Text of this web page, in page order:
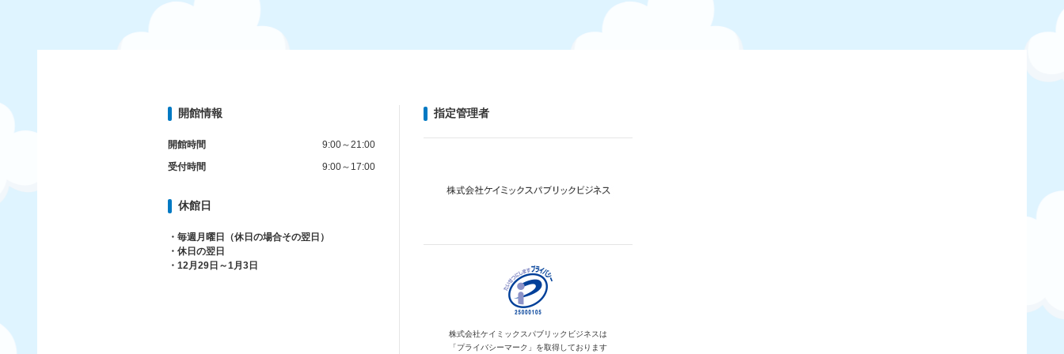
開館情報
開館時間
9:00～21:00
受付時間
9:00～17:00
休館日
・毎週月曜日（休日の場合その翌日）
・休日の翌日
・12月29日～1月3日
指定管理者
株式会社ケイミックスパブリックビジネスは
「プライバシーマーク」を取得しております